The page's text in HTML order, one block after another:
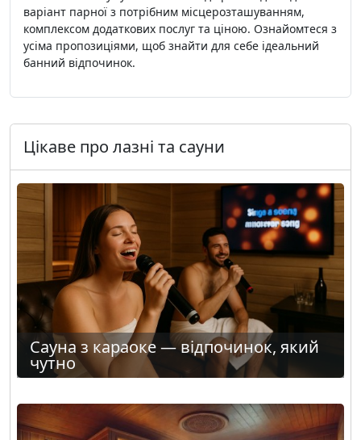
варіант парної з потрібним місцерозташуванням,
комплексом додаткових послуг та ціною. Ознайомтеся з
усіма пропозиціями, щоб знайти для себе ідеальний
банний відпочинок.
Цікаве про лазні та сауни
Сауна з караоке — відпочинок, який
чутно